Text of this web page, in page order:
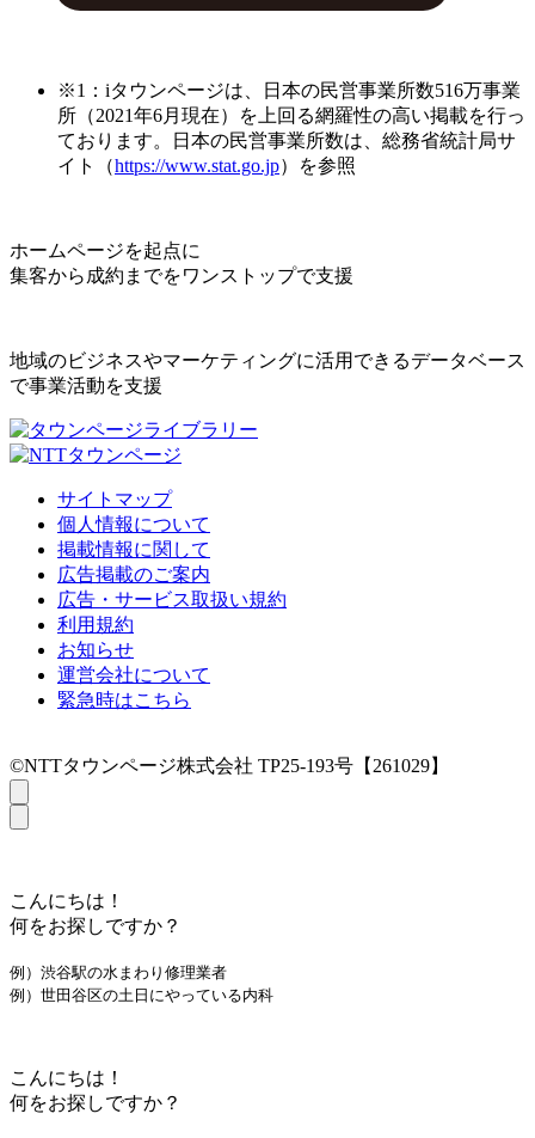
※1：iタウンページは、日本の民営事業所数516万事業
所（2021年6月現在）を上回る網羅性の高い掲載を行っ
ております。日本の民営事業所数は、総務省統計局サ
イト（https://www.stat.go.jp）を参照
ホームページを起点に
集客から成約までをワンストップで支援
地域のビジネスやマーケティングに活用できるデータベース
で事業活動を支援
サイトマップ
個人情報について
掲載情報に関して
広告掲載のご案内
広告・サービス取扱い規約
利用規約
お知らせ
運営会社について
緊急時はこちら
©NTTタウンページ株式会社 TP25-193号【261029】
こんにちは！
何をお探しですか？
例）渋谷駅の水まわり修理業者
例）世田谷区の土日にやっている内科
こんにちは！
何をお探しですか？